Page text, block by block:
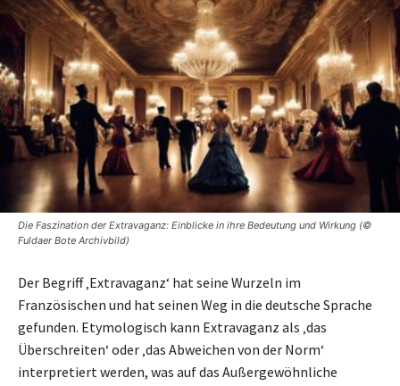
Die Faszination der Extravaganz: Einblicke in ihre Bedeutung und Wirkung (©
Fuldaer Bote Archivbild)
Der Begriff ‚Extravaganz‘ hat seine Wurzeln im
Französischen und hat seinen Weg in die deutsche Sprache
gefunden. Etymologisch kann Extravaganz als ‚das
Überschreiten‘ oder ‚das Abweichen von der Norm‘
interpretiert werden, was auf das Außergewöhnliche